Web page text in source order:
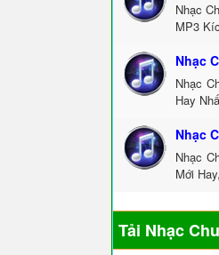
Nhạc
MP3
Nhạc
Nhạc
Hay
Nhạc
Nhạc
Mới
Tải Nhạc